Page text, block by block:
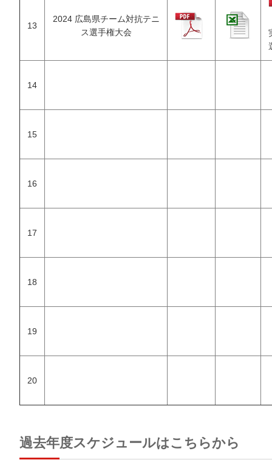
13
2024 広島県チーム対抗テニ
ス選手権大会
14
15
16
17
18
19
20
過去年度スケジュールはこちらから